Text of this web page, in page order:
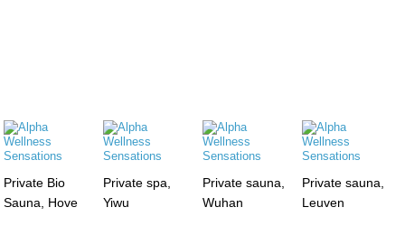
Private Bio
Sauna, Hove
Private spa,
Yiwu
Private sauna,
Wuhan
Private sauna,
Leuven